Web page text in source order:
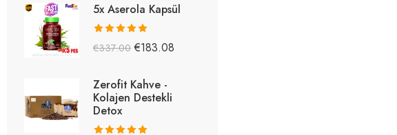
5x Aserola Kapsül
5 üzerinden
€337.00 €183.08
Zerofit Kahve -
Kolajen Destekli
Detox